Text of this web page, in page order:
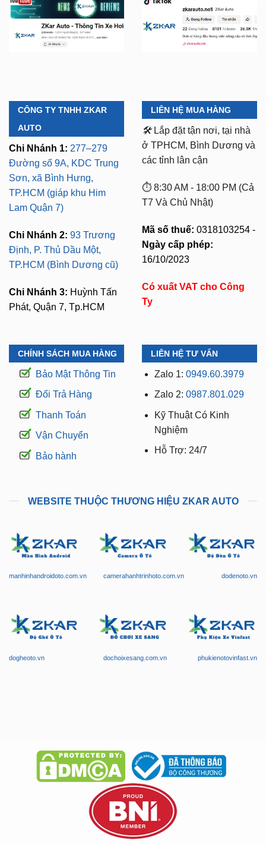
CÔNG TY TNHH ZKAR
AUTO
Chi Nhánh 1: 277–279
Đường số 9A, KDC Trung
Sơn, xã Bình Hưng,
TP.HCM (giáp khu Him
Lam Quận 7)
Chi Nhánh 2: 93 Trương
Định, P. Thủ Dầu Một,
TP.HCM (Bình Dương cũ)
Chi Nhánh 3: Huỳnh Tấn
Phát, Quận 7, Tp.HCM
LIÊN HỆ MUA HÀNG
🛠️ Lắp đặt tận nơi, tại nhà
ở TPHCM, Bình Dương và
các tỉnh lân cận
⏱️ 8:30 AM - 18:00 PM (Cả
T7 Và Chủ Nhật)
Mã số thuế: 0318103254 -
Ngày cấp phép:
16/10/2023
Có xuất VAT cho Công
Ty
CHÍNH SÁCH MUA HÀNG
Bảo Mật Thông Tin
Đổi Trả Hàng
Thanh Toán
Vận Chuyển
Bảo hành
LIÊN HỆ TƯ VẤN
Zalo 1: 0949.60.3979
Zalo 2: 0987.801.029
Kỹ Thuật Có Kinh
Nghiệm
Hỗ Trợ: 24/7
WEBSITE THUỘC THƯƠNG HIỆU ZKAR AUTO
manhinhandroidoto.com.vn camerahanhtrinhoto.com.vn dodenoto.vn
dogheoto.vn dochoixesang.com.vn phukienotovinfast.vn